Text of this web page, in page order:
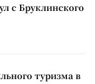
с Бруклинского
туризма в